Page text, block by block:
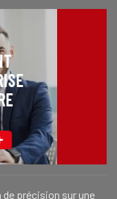
précision sur une